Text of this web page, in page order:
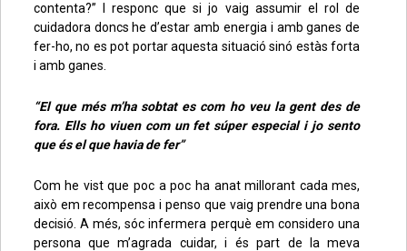
contenta?” I responc que si jo vaig assumir el rol de
cuidadora doncs he d’estar amb energia i amb ganes de
fer-ho, no es pot portar aquesta situació sinó estàs forta
i amb ganes.
“El que més m’ha sobtat es com ho veu la gent des de
fora. Ells ho viuen com un fet súper especial i jo sento
que és el que havia de fer”
Com he vist que poc a poc ha anat millorant cada mes,
això em recompensa i penso que vaig prendre una bona
decisió. A més, sóc infermera perquè em considero una
persona que m’agrada cuidar, i és part de la meva